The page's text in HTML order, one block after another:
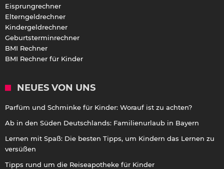
Eisprungrechner
Elterngeldrechner
Kindergeldrechner
Geburtsterminrechner
BMI Rechner
BMI Rechner für Kinder
NEUES VON UNS
Parfüm und Schminke für Kinder: Worauf ist zu achten?
Ab in den Süden Deutschlands: Familienurlaub in Bayern
Lernen mit Spaß: Die besten Tipps, um Kindern das Lernen zu
versüßen
Tipps rund um die Reiseapotheke für Kinder